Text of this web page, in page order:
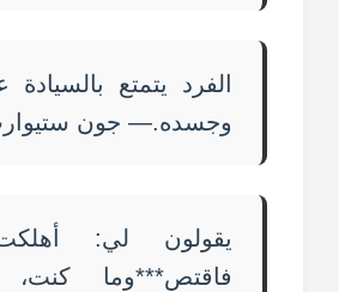
الفرد يتمتع
وجسده.— جون
يقولون لي:
فاقتص***وما كنت،